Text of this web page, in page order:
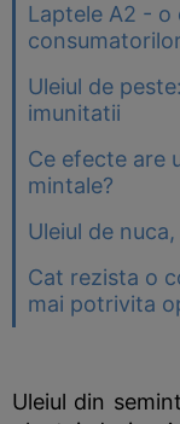
Laptele A2 -
consumatorilor
Uleiul de
imunitatii
Ce efecte are
mintale?
Uleiul de
Cat rezista o
mai potrivita
Uleiul din